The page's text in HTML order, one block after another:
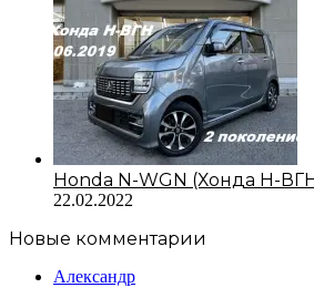
Honda N-WGN (Хонда Н-
22.02.2022
Новые комментарии
Александр